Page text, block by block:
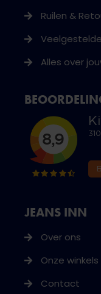
JEANS INN
Over ons
Onze winkels
Contact
Ruilen &
Alles over